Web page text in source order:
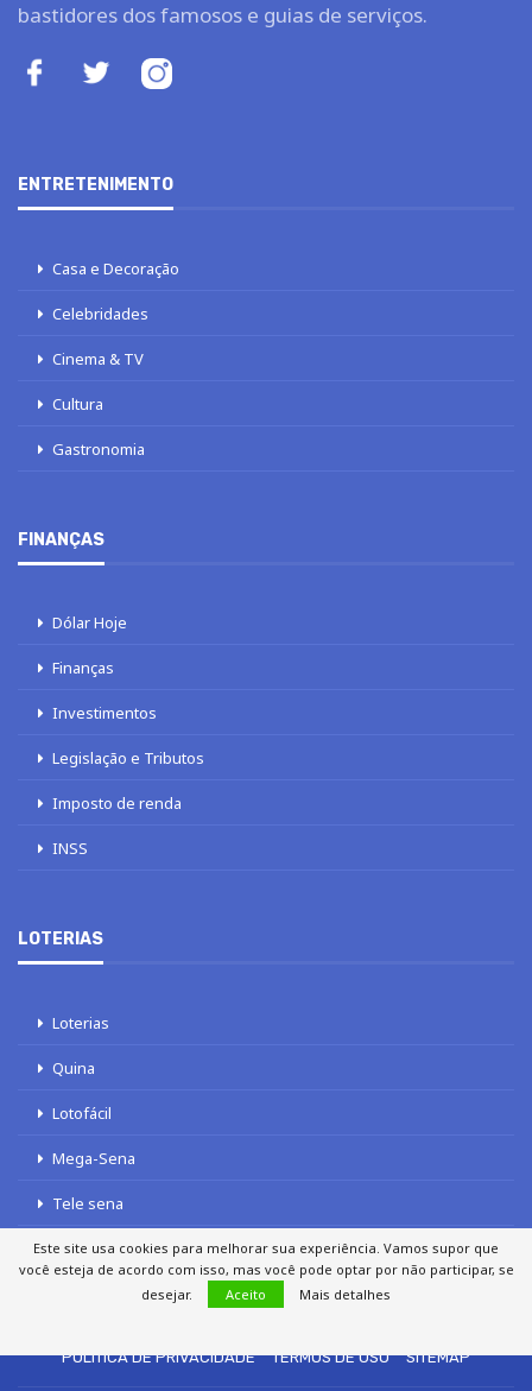
bastidores dos famosos e guias de serviços.
ENTRETENIMENTO
Casa e Decoração
Celebridades
Cinema & TV
Cultura
Gastronomia
FINANÇAS
Dólar Hoje
Finanças
Investimentos
Legislação e Tributos
Imposto de renda
INSS
LOTERIAS
Loterias
Quina
Lotofácil
Mega-Sena
Tele sena
POLÍTICA DE PRIVACIDADE
TERMOS DE USO SITEMAP
Este site usa cookies para melhorar sua experiência. Vamos supor que
você esteja de acordo com isso, mas você pode optar por não participar, se
desejar.
Aceito Mais detalhes